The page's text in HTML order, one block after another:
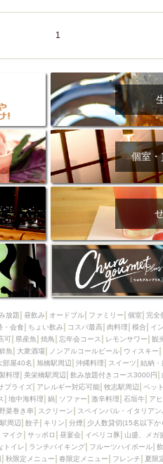
会コース レモンサワー 観光客
4000円台コース
デリバリー 寿司 クリスマ
旭橋駅周辺 沖縄料理
民謡・生演奏 気軽に
ルツ 貝づくし 燻製料理
美
ろまち駅周辺 オープンテラス
ジ無し 牡蠣 夜景・景色◎
同伴 ビアガーデン
げ バレンタイン 立ち飲み
ョ アサヒ 割烹 女性専用ト
ホルモン(もつ) 炭火焼 ペイデ
ル 食べ放題 動物カフェ＆バー
アジア・エスニック 熱燗 生け
下から) しゃぶしゃぶ
ール ウェディング 58KACHA-
山盛、メガ盛り つけ麺 日
んじゃ オーガニック プレミ
フルーツハイボール 飲み比べセ
おばんざい チーズタッカルビ
ュー フレンチ 夏限定メニュー
覇空港駅周辺 儀保駅周辺
1
個室・
放題 昼飲み オードブル ファミリー 個室 完全
・会食 ちょい飲み コスパ最高 肉料理 模合 イ
可 県産魚 焼鳥 忘年会コース レモンサワー 観
魚 大衆酒場 ノンアルコールビール ウィスキー
部屋40名 旭橋駅周辺 沖縄料理 スイーツ 結納・
料理 美栄橋駅周辺 飲み放題付きコース3000円
プライズ アレルギー対応可能 牧志駅周辺 ペッ
地中海料理 鍋 ソファー 激辛料理 石垣牛 ア
菜巻き串 スクリーン スペインバル・イタリア
周辺 餃子 キリン 分煙 少人数貸切(15名以下か
マイク サッポロ 昼宴会 イベリコ豚 山盛、メガ
トイレ ランチバイキング フルーツハイボール
秋限定メニュー 春限定メニュー フレンチ 夏限